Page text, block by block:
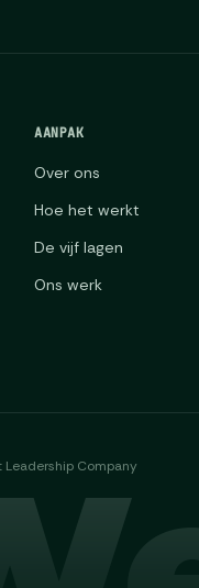
AANPAK
Over ons
Hoe het werkt
De vijf lagen
Ons werk
Leadership Company